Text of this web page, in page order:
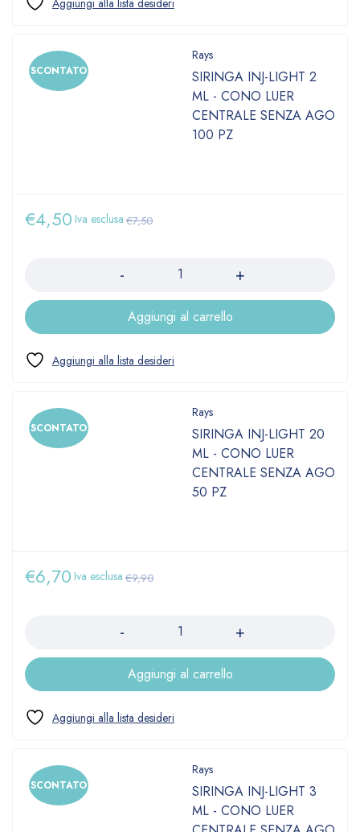
SCONTATO
Rays
SIRINGA INJ-LIGHT 2
ML - CONO LUER
CENTRALE SENZA AGO
100 PZ
€7,50
€4,50 Iva esclusa
Aggiungi al carrello
SCONTATO
Rays
SIRINGA INJ-LIGHT 20
ML - CONO LUER
CENTRALE SENZA AGO
50 PZ
€9,90
€6,70 Iva esclusa
Aggiungi al carrello
SCONTATO
Rays
SIRINGA INJ-LIGHT 3
ML - CONO LUER